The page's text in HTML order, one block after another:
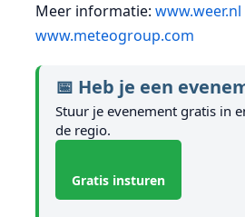
Meer informatie: www.weer.nl
www.meteogroup.com
📅 Heb je een
Stuur je evenement gratis in
de regio.
Gratis insturen